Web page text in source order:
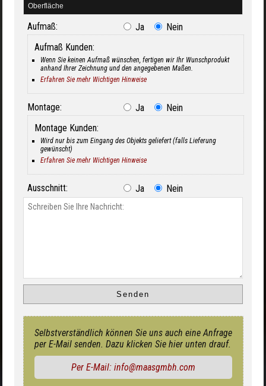
Aufmaß: Ja
Nein
Aufmaß Kunden:
Wenn Sie keinen Aufmaß wünschen, fertigen wir Ihr Wunschprodukt
anhand Ihrer Zeichnung und den angegebenen Maßen.
Erfahren Sie mehr Wichtigen Hinweise
Montage: Ja
Nein
Montage Kunden:
Wird nur bis zum Eingang des Objekts geliefert (falls Lieferung
gewünscht)
Erfahren Sie mehr Wichtigen Hinweise
Ausschnitt: Ja Nein
Selbstverständlich können Sie uns auch eine Anfrage
per E-Mail senden. Dazu klicken Sie hier unten drauf.
Per E-Mail: info@maasgmbh.com